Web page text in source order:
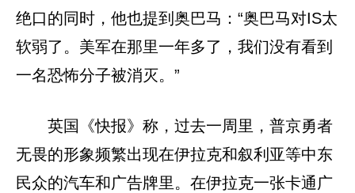
绝口的同时，他也提到奥巴马：“奥巴马对IS太
软弱了。美军在那里一年多了，我们没有看到
一名恐怖分子被消灭。”
英国《快报》称，过去一周里，普京勇者
无畏的形象频繁出现在伊拉克和叙利亚等中东
民众的汽车和广告牌里。在伊拉克一张卡通广